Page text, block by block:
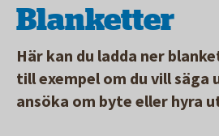
Blanketter
Här kan du ladda ner
till exempel om du vill säga
ansöka om byte eller hyra